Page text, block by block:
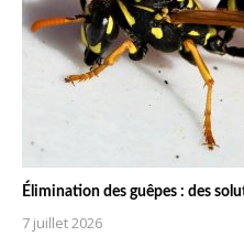
Élimination des guêpes : des
7 juillet 2026